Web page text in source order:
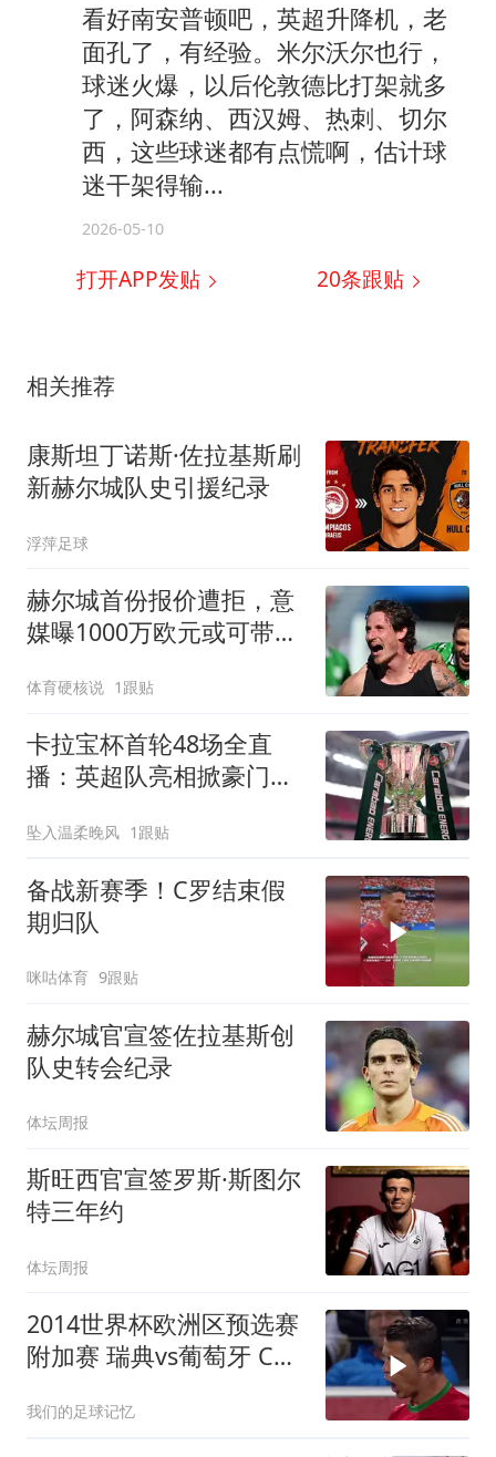
看好南安普顿吧，英超升降机，老
面孔了，有经验。米尔沃尔也行，
球迷火爆，以后伦敦德比打架就多
了，阿森纳、西汉姆、热刺、切尔
西，这些球迷都有点慌啊，估计球
迷干架得输...
2026-05-10
打开APP发贴 20条跟贴
相关推荐
康斯坦丁诺斯·佐拉基斯刷
新赫尔城队史引援纪录
浮萍足球
赫尔城首份报价遭拒，意
媒曝1000万欧元或可带走
体育硬核说 1跟贴
卡拉宝杯首轮48场全直
播：英超队亮相掀豪门对
坠入温柔晚风 1跟贴
备战新赛季！C罗结束假
期归队
咪咕体育 9跟贴
赫尔城官宣签佐拉基斯创
队史转会纪录
体坛周报
斯旺西官宣签罗斯·斯图尔
特三年约
体坛周报
2014世界杯欧洲区预选赛
附加赛 瑞典vs葡萄牙 C罗
我们的足球记忆